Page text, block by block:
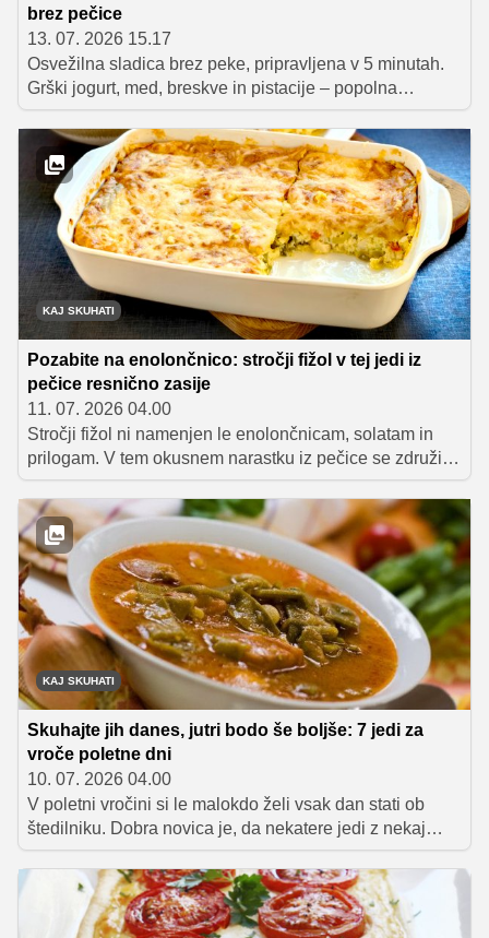
brez pečice
13. 07. 2026 15.17
Osvežilna sladica brez peke, pripravljena v 5 minutah.
Grški jogurt, med, breskve in pistacije – popolna
kombinacija za vroče poletne dni.
KAJ SKUHATI
Pozabite na enolončnico: stročji fižol v tej jedi iz
pečice resnično zasije
11. 07. 2026 04.00
Stročji fižol ni namenjen le enolončnicam, solatam in
prilogam. V tem okusnem narastku iz pečice se združi s
sočnim piščancem in puhasto jajčno zmesjo ter nastane
lahko, a nasitno poletno kosilo, ki vas bo navdušilo z
odličnim okusom.
KAJ SKUHATI
Skuhajte jih danes, jutri bodo še boljše: 7 jedi za
vroče poletne dni
10. 07. 2026 04.00
V poletni vročini si le malokdo želi vsak dan stati ob
štedilniku. Dobra novica je, da nekatere jedi z nekaj
počitka postanejo še okusnejše. Zbrali smo sedem jedi,
ki jih lahko brez skrbi pripravite dan prej – naslednji dan
bodo okusi še bolj povezani, priprava kosila pa bo
bistveno hitrejša.